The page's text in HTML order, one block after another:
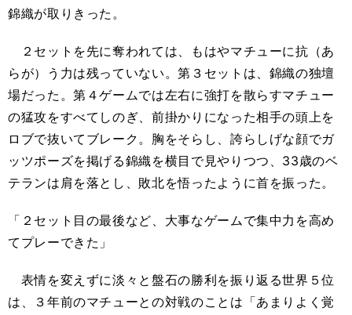
錦織が取りきった。
２セットを先に奪われては、もはやマチューに抗（あ
らが）う力は残っていない。第３セットは、錦織の独壇
場だった。第４ゲームでは左右に強打を散らすマチュー
の猛攻をすべてしのぎ、前掛かりになった相手の頭上を
ロブで抜いてブレーク。胸をそらし、誇らしげな顔でガ
ッツポーズを掲げる錦織を横目で見やりつつ、33歳のベ
テランは肩を落とし、敗北を悟ったように首を振った。
「２セット目の最後など、大事なゲームで集中力を高め
てプレーできた」
表情を変えずに淡々と盤石の勝利を振り返る世界５位
は、３年前のマチューとの対戦のことは「あまりよく覚